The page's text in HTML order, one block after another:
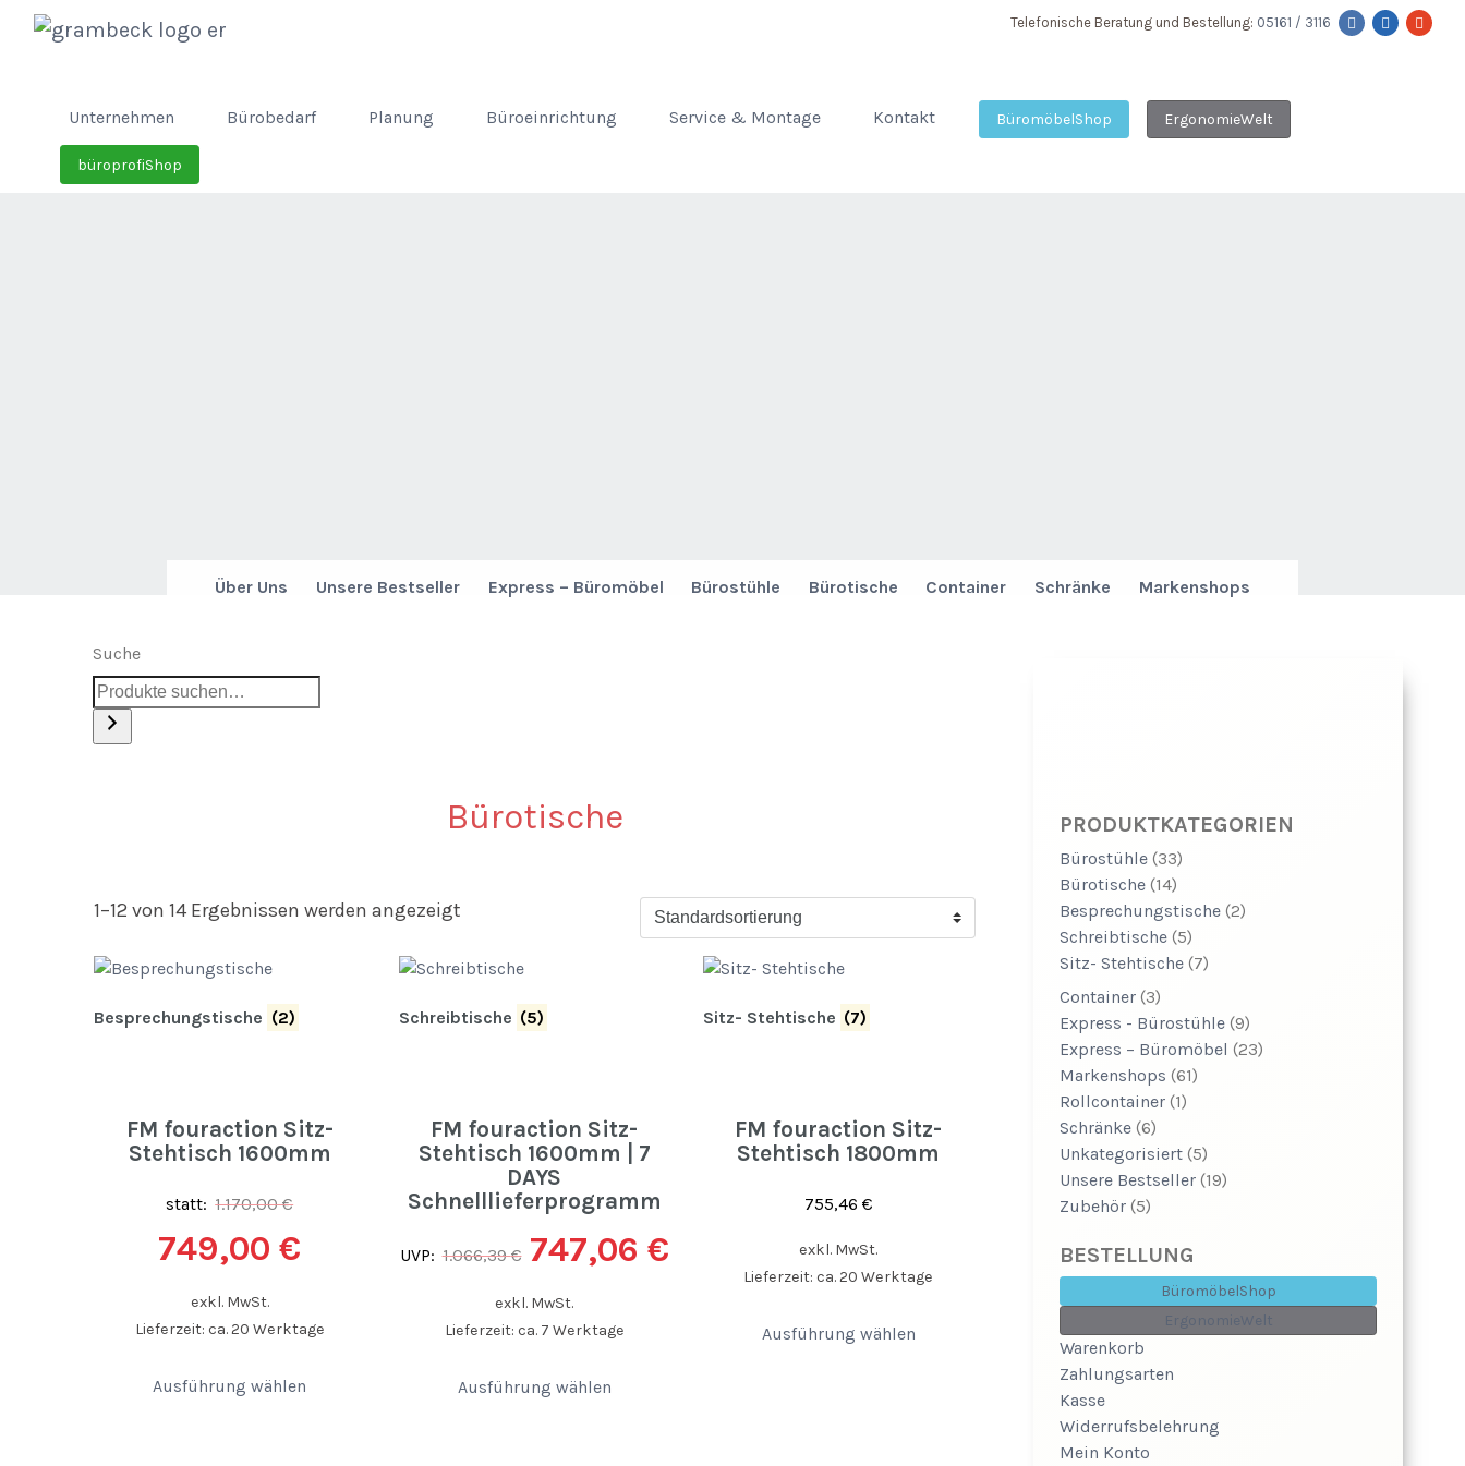
Telefonische Beratung und Bestellung: 05161 / 3116
Unternehmen Bürobedarf Planung Büroeinrichtung Service & Montage Kontakt BüromöbelShop ErgonomieWelt
büroprofiShop
Über Uns Unsere Bestseller Express – Büromöbel Bürostühle Bürotische Container Schränke Markenshops
Suche
Bürotische
1–12 von 14 Ergebnissen werden angezeigt
Besprechungstische (2) Schreibtische (5) Sitz- Stehtische (7)
FM fouraction Sitz-
Stehtisch 1600mm
statt: 1.170,00€
749,00€
exkl. MwSt.
Lieferzeit: ca. 20 Werktage
Ausführung wählen
FM fouraction Sitz-
Stehtisch 1600mm | 7
DAYS
Schnelllieferprogramm
UVP: 1.066,39€ 747,06 €
exkl. MwSt.
Lieferzeit: ca. 7 Werktage
Ausführung wählen
FM fouraction Sitz-
Stehtisch 1800mm
755,46 €
exkl. MwSt.
Lieferzeit: ca. 20 Werktage
Ausführung wählen
PRODUKTKATEGORIEN
Bürostühle (33)
Bürotische (14)
Besprechungstische (2)
Schreibtische (5)
Sitz- Stehtische (7)
Container (3)
Express - Bürostühle (9)
Express – Büromöbel (23)
Markenshops (61)
Rollcontainer (1)
Schränke (6)
Unkategorisiert (5)
Unsere Bestseller (19)
Zubehör (5)
BESTELLUNG
BüromöbelShop
ErgonomieWelt
Warenkorb
Zahlungsarten
Kasse
Widerrufsbelehrung
Mein Konto